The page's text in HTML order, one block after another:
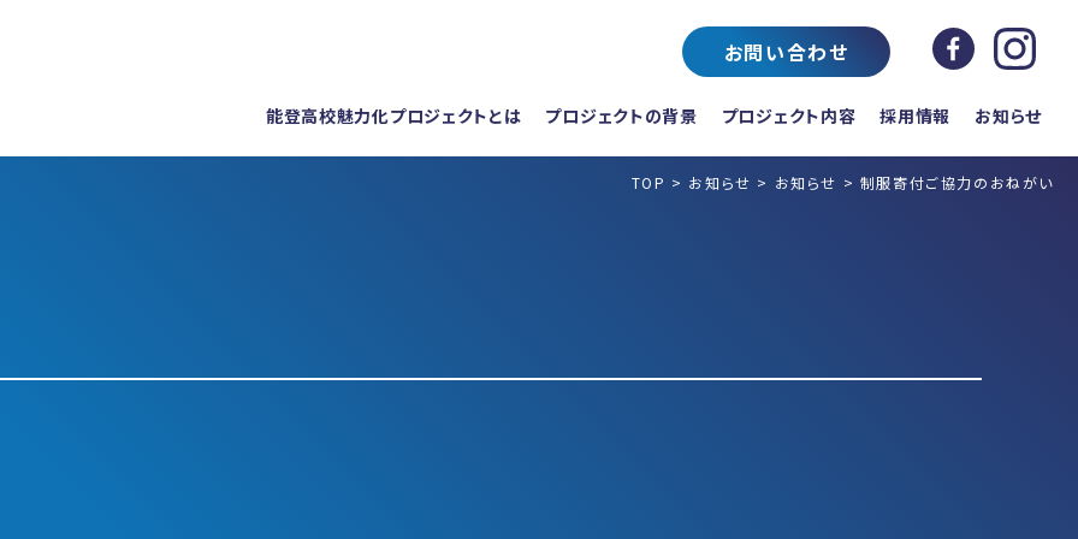
お問い合わせ
能登高校魅力化プロジェクトとは プロジェクトの背景 プロジェクト内容 採用情報 お知らせ
TOP > お知らせ > お知らせ > 制服寄付ご協力のおねがい